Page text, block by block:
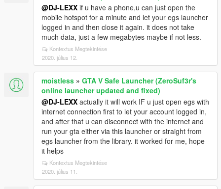
@DJ-LEXX if u have a phone,u can just open the
mobile hotspot for a minute and let your egs launcher
logged in and then close it again. it does not take
much data, just a few megabytes maybe if not less.
Kontextus Megtekintése
2020. július 12.
moistless » GTA V Safe Launcher (ZeroSuf3r's
online launcher updated and fixed)
@DJ-LEXX actually it will work IF u just open egs with
internet connection first to let your account logged in,
and after that u can disconnect with the internet and
run your gta either via this launcher or straight from
egs launcher from the library. it worked for me, hope
it helps
Kontextus Megtekintése
2020. július 11.